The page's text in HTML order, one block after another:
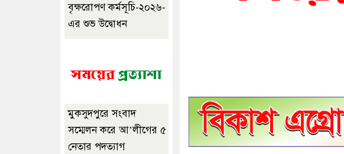
বৃক্ষরোপণ কর্মসূচি-২০২৬-
এর শুভ উদ্বোধন
মুকসুদপুরে সংবাদ
সম্মেলন করে আ’লীগের ৫
নেতার পদত্যাগ